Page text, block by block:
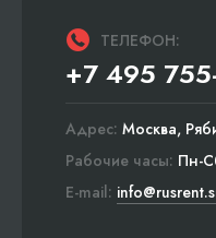
ТЕЛЕФОН:
+7 495
Адрес: Москва,
Рабочие часы: Пн-
E-mail: